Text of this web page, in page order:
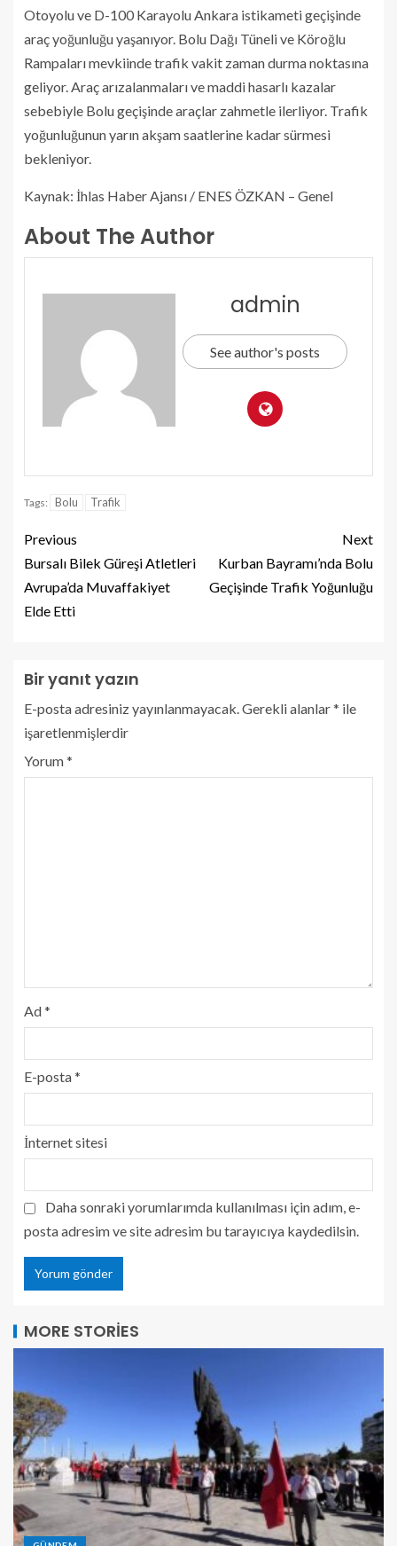
Otoyolu ve D-100 Karayolu Ankara istikameti geçişinde
araç yoğunluğu yaşanıyor. Bolu Dağı Tüneli ve Köroğlu
Rampaları mevkiinde trafik vakit zaman durma noktasına
geliyor. Araç arızalanmaları ve maddi hasarlı kazalar
sebebiyle Bolu geçişinde araçlar zahmetle ilerliyor. Trafik
yoğunluğunun yarın akşam saatlerine kadar sürmesi
bekleniyor.
Kaynak: İhlas Haber Ajansı / ENES ÖZKAN – Genel
About The Author
admin
See author's posts
Tags: Bolu Trafik
Previous
Bursalı Bilek Güreşi Atletleri
Avrupa’da Muvaffakiyet
Elde Etti
Next
Kurban Bayramı’nda Bolu
Geçişinde Trafik Yoğunluğu
Bir yanıt yazın
E-posta adresiniz yayınlanmayacak.Gerekli alanlar* ile
işaretlenmişlerdir
Yorum*
Ad*
E-posta*
İnternet sitesi
Daha sonraki yorumlarımda kullanılması için adım, e-
posta adresim ve site adresim bu tarayıcıya kaydedilsin.
MORE STORIES